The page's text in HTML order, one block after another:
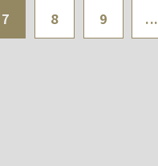
7 8 9 ...